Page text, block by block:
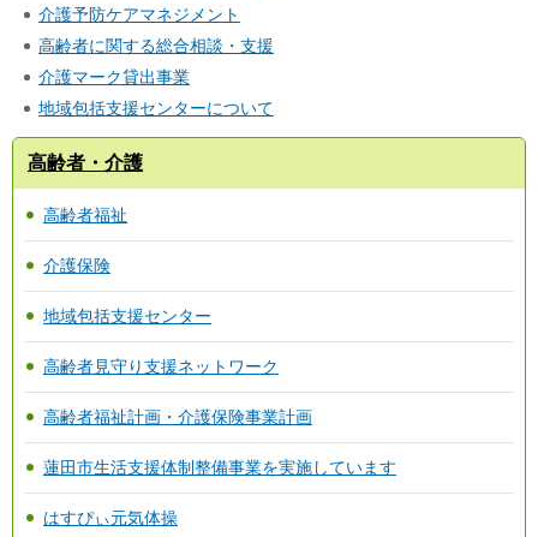
介護予防ケアマネジメント
高齢者に関する総合相談・支援
介護マーク貸出事業
地域包括支援センターについて
高齢者・介護
高齢者福祉
介護保険
地域包括支援センター
高齢者見守り支援ネットワーク
高齢者福祉計画・介護保険事業計画
蓮田市生活支援体制整備事業を実施しています
はすぴぃ元気体操